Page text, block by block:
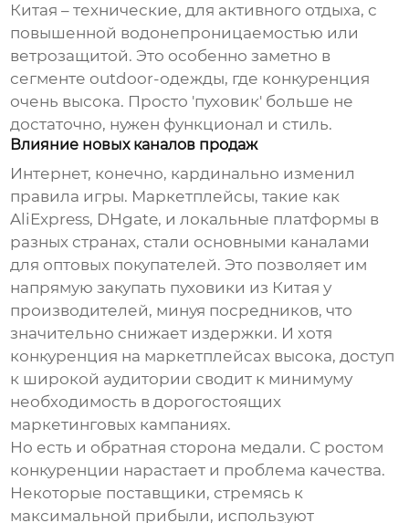
Китая – технические, для активного отдыха, с
повышенной водонепроницаемостью или
ветрозащитой. Это особенно заметно в
сегменте outdoor-одежды, где конкуренция
очень высока. Просто 'пуховик' больше не
достаточно, нужен функционал и стиль.
Влияние новых каналов продаж
Интернет, конечно, кардинально изменил
правила игры. Маркетплейсы, такие как
AliExpress, DHgate, и локальные платформы в
разных странах, стали основными каналами
для оптовых покупателей. Это позволяет им
напрямую закупать пуховики из Китая у
производителей, минуя посредников, что
значительно снижает издержки. И хотя
конкуренция на маркетплейсах высока, доступ
к широкой аудитории сводит к минимуму
необходимость в дорогостоящих
маркетинговых кампаниях.
Но есть и обратная сторона медали. С ростом
конкуренции нарастает и проблема качества.
Некоторые поставщики, стремясь к
максимальной прибыли, используют